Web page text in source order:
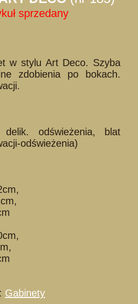
sprzedany
w stylu Art Deco. Szyba
zdobienia po bokach.
odświeżenia, blat
odświeżenia)
: Gabinety